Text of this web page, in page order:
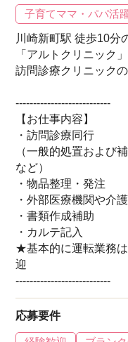
子育てママ・パパ活
川崎新町駅 徒歩10分
「アルトクリニック
訪問診療クリニック
---------------------------
【お仕事内容】
・訪問診療同行
（一般的処置および
など）
・物品整理・発注
・外部医療機関や介
・書類作成補助
・カルテ記入
★基本的に運転業務
迎
---------------------------
応募要件